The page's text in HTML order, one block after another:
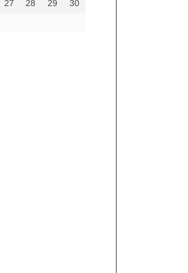
27 28 29
30